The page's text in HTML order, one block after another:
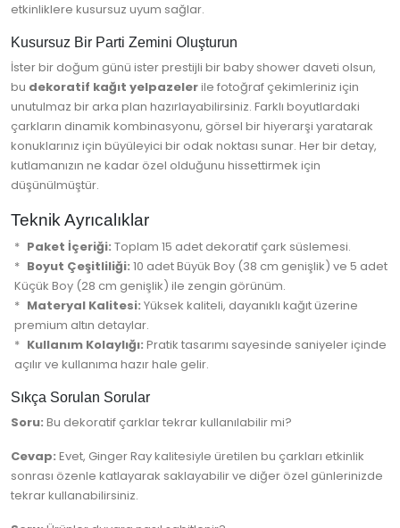
etkinliklere kusursuz uyum sağlar.
Kusursuz Bir Parti Zemini Oluşturun
İster bir doğum günü ister prestijli bir baby shower daveti olsun,
bu dekoratif kağıt yelpazelerile fotoğraf çekimleriniz için
unutulmaz bir arka plan hazırlayabilirsiniz. Farklı boyutlardaki
çarkların dinamik kombinasyonu, görsel bir hiyerarşi yaratarak
konuklarınız için büyüleyici bir odak noktası sunar. Her bir detay,
kutlamanızın ne kadar özel olduğunu hissettirmek için
düşünülmüştür.
Teknik Ayrıcalıklar
Paket İçeriği: Toplam 15 adet dekoratif çark süslemesi.
Boyut Çeşitliliği: 10 adet Büyük Boy (38 cm genişlik) ve 5 adet
Küçük Boy (28 cm genişlik) ile zengin görünüm.
Materyal Kalitesi: Yüksek kaliteli, dayanıklı kağıt üzerine
premium altın detaylar.
Kullanım Kolaylığı: Pratik tasarımı sayesinde saniyeler içinde
açılır ve kullanıma hazır hale gelir.
Sıkça Sorulan Sorular
Soru: Bu dekoratif çarklar tekrar kullanılabilir mi?
Cevap: Evet, Ginger Ray kalitesiyle üretilen bu çarkları etkinlik
sonrası özenle katlayarak saklayabilir ve diğer özel günlerinizde
tekrar kullanabilirsiniz.